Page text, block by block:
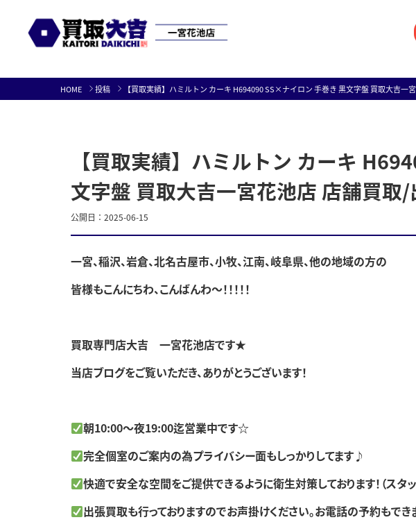
to
HOME 投稿 【買取実績】ハミルトン カーキ H694090 SS×ナイロン 手巻き 黒文字盤 買取大吉一
【買取実績】ハミルトン カーキ
文字盤 買取大吉一宮花池店 店舗買取
公開日： 2025-06-15
一宮、稲沢、岩倉、北名古屋市、小牧、江南、岐阜県、他の地域の方の
皆様もこんにちわ、こんばんわ～！！！！！
買取専門店大吉 一宮花池店です★
当店ブログをご覧いただき、ありがとうございます！
朝10:00～夜19:00迄営業中です☆
完全個室のご案内の為プライバシー面もしっかりしてます♪
快適で安全な空間をご提供できるように衛生対策しております！（スタ
出張買取も行っておりますのでお声掛けください。お電話の予約もできま